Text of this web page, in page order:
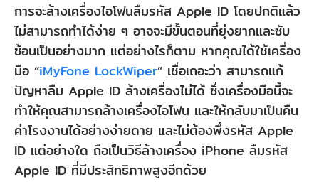
การจะล้างเครื่องไอโฟนลืมรหัส Apple ID โดยปกติแล้ว
ไม่สามารถทำได้ง่าย ๆ อาจจะมีขั้นตอนที่ยุ่งยากและซับ
ซ้อนเป็นอย่างมาก แต่อย่างไรก็ตาม หากคุณได้ใช้เครื่อง
มือ “iMyFone LockWiper” เชื่อเถอะว่า สามารถแก้
ปัญหาลืม Apple ID ล้างเครื่องไม่ได้ ซึ่งเครื่องมือนี้จะ
ทำให้คุณสามารถล้างเครื่องไอโฟน และให้กลับมาเป็นคืน
ค่าโรงงานได้อย่างง่ายดาย และไม่ต้องพึ่งรหัส Apple
ID แต่อย่างใด ถือเป็นวิธีล้างเครื่อง iPhone ลืมรหัส
Apple ID ที่มีประสิทธิภาพสูงอีกด้วย